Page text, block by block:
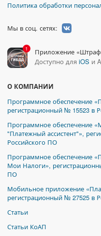
Политика обработки
Мы в соц. сетях:
1
Приложение
Доступно для iOS и
О КОМПАНИИ
Программное обеспечение
регистрационный № 15523 в
Программное обеспечение
"Платежный ассистент"»,
Российского ПО
Программное обеспечение
Мои Налоги»,
ПО
Мобильное приложение
регистрационный № 27525 в
Статьи
Статьи КоАП